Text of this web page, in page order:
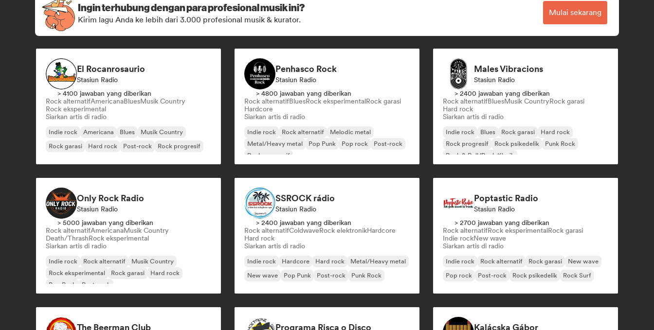
Ingin terhubung dengan para profesional musik ini?
Kirim lagu Anda ke lebih dari 3.000 profesional musik & kurator.
Mulai sekarang
El Rocanrosaurio
Stasiun Radio
> 4100 jawaban yang diberikan
Rock alternatifAmericanaBluesMusik Country
Rock eksperimental
Siarkan artis di radio
Indie rock Americana Blues
Musik Country
Rock garasi
Hard rock Post-rock Rock progresif
Penhasco Rock
Stasiun Radio
> 4800 jawaban yang diberikan
Rock alternatifBluesRock eksperimentalRock garasi
Hardcore
Siarkan artis di radio
Indie rock Rock alternatif
Melodic metal
Metal/Heavy metal
Pop Punk Pop rock
Post-rock
Rock progresif
Males Vibracions
Stasiun Radio
> 2400 jawaban yang diberikan
Rock alternatifBluesMusik CountryRock garasi
Hard rock
Siarkan artis di radio
Indie rock Blues Rock garasi
Hard rock
Rock progresif
Rock psikedelik
Punk Rock
Rock & Roll/Rock Klasik
Only Rock Radio
Stasiun Radio
> 5000 jawaban yang diberikan
Rock alternatifAmericanaMusik Country
Death/ThrashRock eksperimental
Siarkan artis di radio
Indie rock Rock alternatif
Musik Country
Rock eksperimental
Rock garasi
Hard rock
Pop Punk
Post-rock
SSROCK rádio
Stasiun Radio
> 2400 jawaban yang diberikan
Rock alternatifColdwaveRock elektronikHardcore
Hard rock
Siarkan artis di radio
Indie rock Hardcore Hard rock
Metal/Heavy metal
New wave
Pop Punk Post-rock Punk Rock
Poptastic Radio
Stasiun Radio
> 2700 jawaban yang diberikan
Rock alternatifRock eksperimentalRock garasi
Indie rockNew wave
Siarkan artis di radio
Indie rock Rock alternatif Rock garasi
New wave
Pop rock
Post-rock Rock psikedelik Rock Surf
The Beerman Club Programa Risca o Disco Kalácska Gábor